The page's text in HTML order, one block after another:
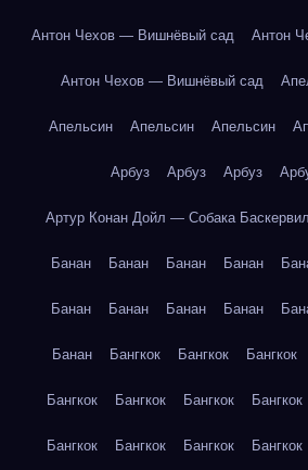
Антон Чехов — Вишнёвый сад Антон
Антон Чехов — Вишнёвый сад
Апельсин Апельсин Апельсин
Арбуз Арбуз Арбуз
Артур Конан Дойл — Собака
Банан Банан Банан Банан
Банан Банан Банан Банан
Банан Бангкок Бангкок Бангкок
Бангкок Бангкок Бангкок Бангкок
Бангкок Бангкок Бангкок Бангкок